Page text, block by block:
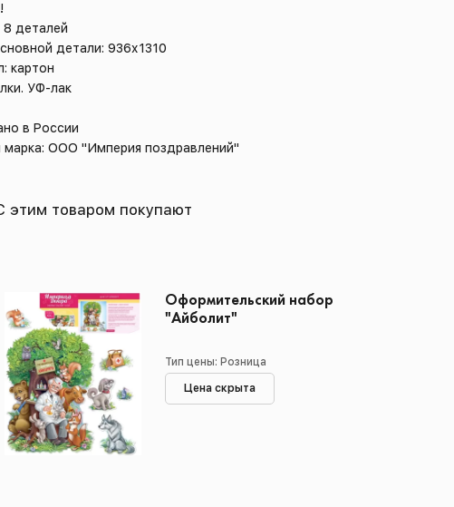
деталей
детали: 936х1310
картон
УФ-лак
в России
марка: ООО "Империя поздравлений"
этим товаром покупают
Оформительский набор
"Айболит"
Тип цены: Розница
Цена скрыта